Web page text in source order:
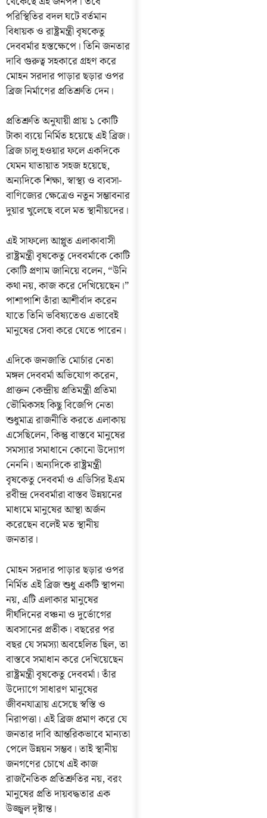
পরিস্থিতির বদল ঘটে বর্তমান
বিধায়ক ও রাষ্ট্রমন্ত্রী বৃষকেতু
দেববর্মার হস্তক্ষেপে। তিনি জনতার
দাবি গুরুত্ব সহকারে গ্রহণ করে
মোহন সরদার পাড়ার ছড়ার ওপর
ব্রিজ নির্মাণের প্রতিশ্রুতি দেন।
প্রতিশ্রুতি অনুযায়ী প্রায় ১ কোটি
টাকা ব্যয়ে নির্মিত হয়েছে এই ব্রিজ।
ব্রিজ চালু হওয়ার ফলে একদিকে
যেমন যাতায়াত সহজ হয়েছে,
অন্যদিকে শিক্ষা, স্বাস্থ্য ও ব্যবসা-
বাণিজ্যের ক্ষেত্রেও নতুন সম্ভাবনার
দুয়ার খুলেছে বলে মত স্থানীয়দের।
এই সাফল্যে আপ্লুত এলাকাবাসী
রাষ্ট্রমন্ত্রী বৃষকেতু দেববর্মাকে কোটি
কোটি প্রণাম জানিয়ে বলেন, “উনি
কথা নয়, কাজ করে দেখিয়েছেন।”
পাশাপাশি তাঁরা আশীর্বাদ করেন
যাতে তিনি ভবিষ্যতেও এভাবেই
মানুষের সেবা করে যেতে পারেন।
এদিকে জনজাতি মোর্চার নেতা
মঙ্গল দেববর্মা অভিযোগ করেন,
প্রাক্তন কেন্দ্রীয় প্রতিমন্ত্রী প্রতিমা
ভৌমিকসহ কিছু বিজেপি নেতা
শুধুমাত্র রাজনীতি করতে এলাকায়
এসেছিলেন, কিন্তু বাস্তবে মানুষের
সমস্যার সমাধানে কোনো উদ্যোগ
নেননি। অন্যদিকে রাষ্ট্রমন্ত্রী
বৃষকেতু দেববর্মা ও এডিসির ইএম
রবীন্দ্র দেববর্মারা বাস্তব উন্নয়নের
মাধ্যমে মানুষের আস্থা অর্জন
করেছেন বলেই মত স্থানীয়
জনতার।
মোহন সরদার পাড়ার ছড়ার ওপর
নির্মিত এই ব্রিজ শুধু একটি স্থাপনা
নয়, এটি এলাকার মানুষের
দীর্ঘদিনের বঞ্চনা ও দুর্ভোগের
অবসানের প্রতীক। বছরের পর
বছর যে সমস্যা অবহেলিত ছিল, তা
বাস্তবে সমাধান করে দেখিয়েছেন
রাষ্ট্রমন্ত্রী বৃষকেতু দেববর্মা। তাঁর
উদ্যোগে সাধারণ মানুষের
জীবনযাত্রায় এসেছে স্বস্তি ও
নিরাপত্তা। এই ব্রিজ প্রমাণ করে যে
জনতার দাবি আন্তরিকভাবে মান্যতা
পেলে উন্নয়ন সম্ভব। তাই স্থানীয়
জনগণের চোখে এই কাজ
রাজনৈতিক প্রতিশ্রুতির নয়, বরং
মানুষের প্রতি দায়বদ্ধতার এক
উজ্জ্বল দৃষ্টান্ত।